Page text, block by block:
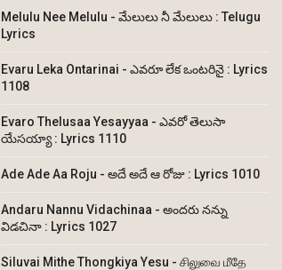
Melulu Nee Melulu - మేలులు నీ మేలులు : Telugu
Lyrics
Evaru Leka Ontarinai - ఎవరూ లేక ఒంటరినై : Lyrics
1108
Evaro Thelusaa Yesayyaa - ఎవరో తెలుసా
యేసయ్యా : Lyrics 1110
Ade Ade Aa Roju - అదే అదే ఆ రోజు : Lyrics 1010
Andaru Nannu Vidachinaa - అందరు నన్ను
విడచినా : Lyrics 1027
Siluvai Mithe Thongkiya Yesu - சிலுவை மீதே